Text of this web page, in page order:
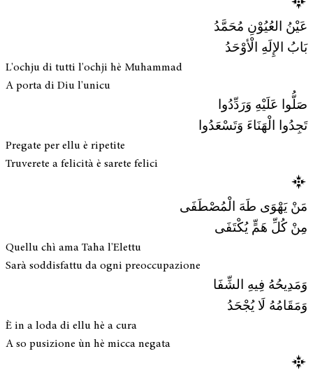
عَيْنُ العُيُوْنِ مُحَمَّدُ
بَابُ الإِلَهِ الْأوْحَدُ
L'ochju di tutti l'ochji hè Muhammad
A porta di Diu l'unicu
صَلُّوا عَلَيْهِ وَرَدِّدُوا
تَجِدُوا الْهَنَاءَ وَتَسْعَدُوا
Pregate per ellu è ripetite
Truverete a felicità è sarete felici
مَنْ يَهْوَى طَهَ الْمُصْطَفَى
مِنْ كُلِّ هَمٍّ يُكْتَفَى
Quellu chì ama Taha l'Elettu
Sarà soddisfattu da ogni preoccupazione
وَمَدِيحُهُ فِيهِ الشِّفَا
وَمَقَامُهُ لَا يُجْحَدُ
È in a loda di ellu hè a cura
A so pusizione ùn hè micca negata